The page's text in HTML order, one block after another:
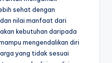
sehat dengan
nilai manfaat dari
kebutuhan daripada
mengendalikan diri
yang tidak sesuai